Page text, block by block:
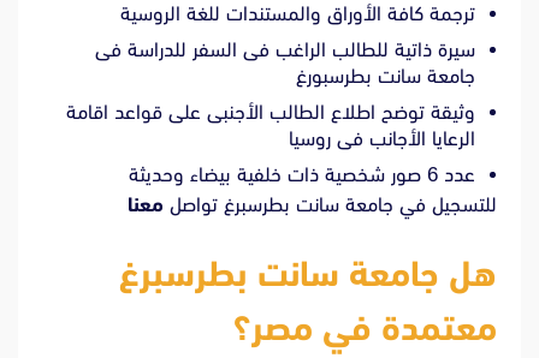
ترجمة كافة الأوراق والمستندات للغة الروسية
سيرة ذاتية للطالب الراغب فى السفر للدراسة فى
جامعة سانت بطرسبورغ
وثيقة توضح اطلاع الطالب الأجنبى على قواعد اقامة
الرعايا الأجانب فى روسيا
عدد 6 صور شخصية ذات خلفية بيضاء وحديثة
للتسجيل في جامعة سانت بطرسبرغ تواصل معنا
هل جامعة سانت بطرسبرغ
معتمدة في مصر؟